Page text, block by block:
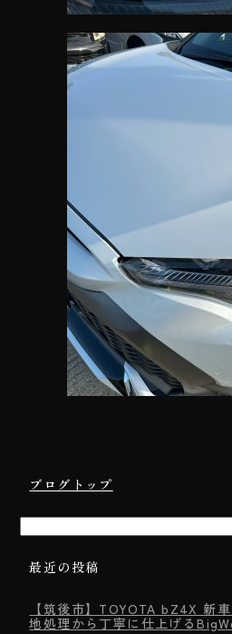
ブログトップ
最近の投稿
【筑後市】TOYOTA bZ4X 新
地処理から丁寧に仕上げる